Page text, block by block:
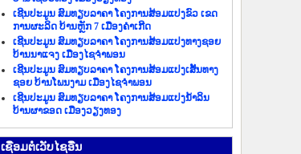
ເຊີນປະມູນ ສົມທຽບລາຄາ ໂຄງການສ້ອມແປງຂົວ ເຂດ
ການຜະລິດ ບ້ານຫຼັກ 7 ເມືອງຄຳເກີດ
ເຊີນປະມູນ ສົມທຽບລາຄາ ໂຄງການສ້ອມແປງທາງຊອຍ
ບ້ານນາແຈງ ເມືອງໄຊຈຳພອນ
ເຊີນປະມູນ ສົມທຽບລາຄາ ໂຄງການສ້ອມແປງເສັ້ນທາງ
ຊອຍ ບ້ານໂພນງາມ ເມືອງໄຊຈຳພອນ
ເຊີນປະມູນ ສົມທຽບລາຄາ ໂຄງການສ້ອມແປງນ້ຳລິນ
ບ້ານຜາຂອດ ເມືອງວຽງທອງ
​ເຊື່ອມ​ຕໍ່​ເວັບ​ໄຊ​ອື່ນ